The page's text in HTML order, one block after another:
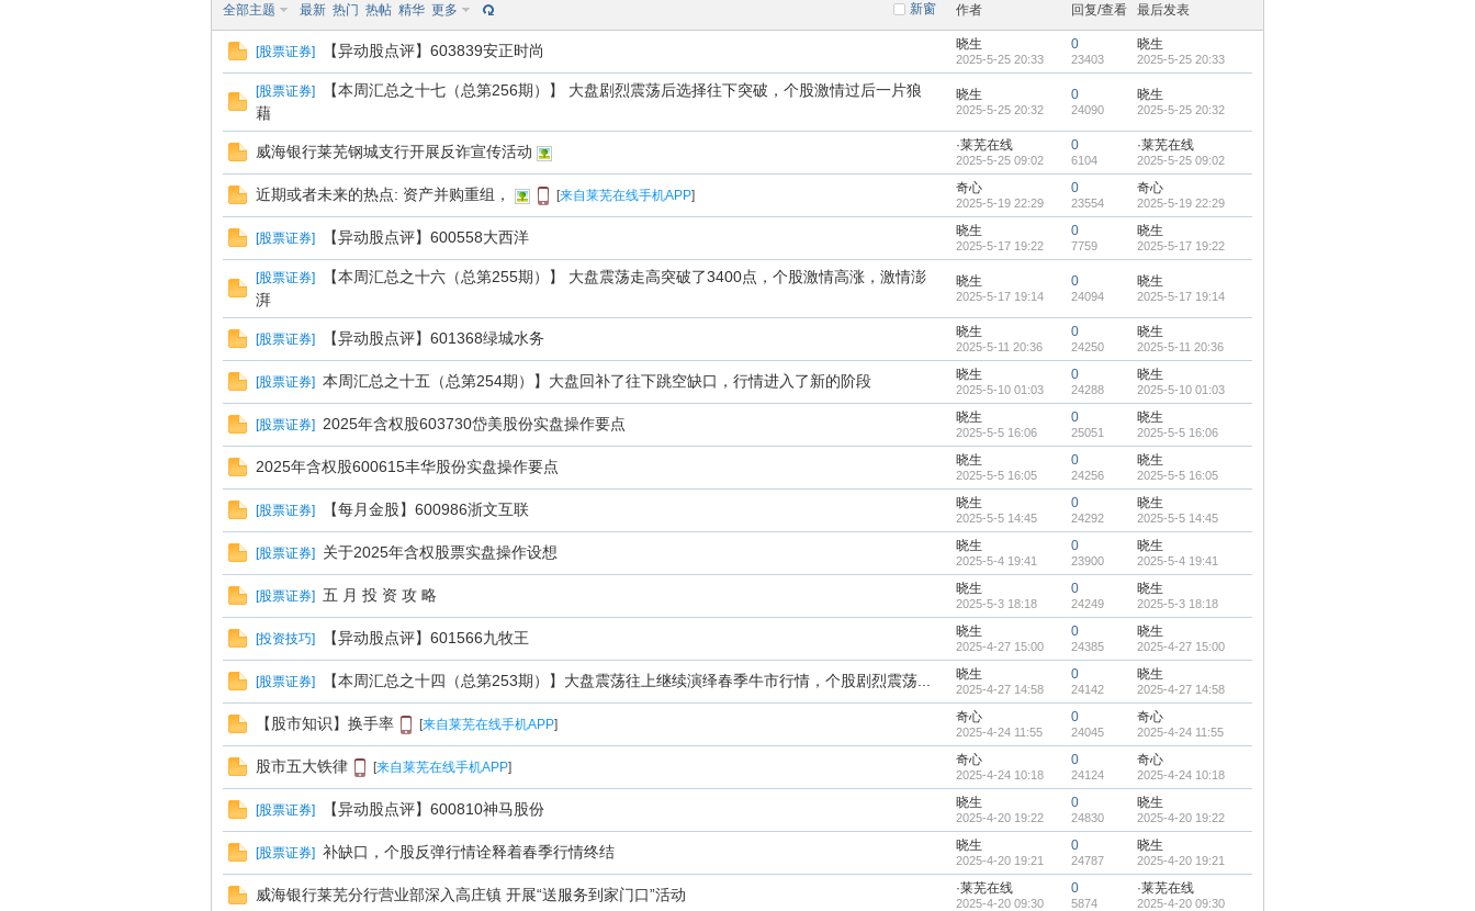
新窗
全部主题 最新 热门 热帖 精华 更多 作者 回复/查看 最后发表
[股票证券] 【异动股点评】603839安正时尚 晓生
2025-5-25 20:33
0
23403
晓生
2025-5-25 20:33
[股票证券]
【本周汇总之十七（总第256期）】 大盘剧烈震荡后选择往下突破，个股激情过后一片狼
藉
晓生
2025-5-25 20:32
0
24090
晓生
2025-5-25 20:32
威海银行莱芜钢城支行开展反诈宣传活动 ·莱芜在线
2025-5-25 09:02
0
6104
·莱芜在线
2025-5-25 09:02
近期或者未来的热点: 资产并购重组， [来自莱芜在线手机APP] 奇心
2025-5-19 22:29
0
23554
奇心
2025-5-19 22:29
[股票证券] 【异动股点评】600558大西洋 晓生
2025-5-17 19:22
0
7759
晓生
2025-5-17 19:22
[股票证券]
【本周汇总之十六（总第255期）】 大盘震荡走高突破了3400点，个股激情高涨，激情澎
湃
晓生
2025-5-17 19:14
0
24094
晓生
2025-5-17 19:14
[股票证券] 【异动股点评】601368绿城水务 晓生
2025-5-11 20:36
0
24250
晓生
2025-5-11 20:36
[股票证券] 本周汇总之十五（总第254期）】大盘回补了往下跳空缺口，行情进入了新的阶段 晓生
2025-5-10 01:03
0
24288
晓生
2025-5-10 01:03
[股票证券] 2025年含权股603730岱美股份实盘操作要点 晓生
2025-5-5 16:06
0
25051
晓生
2025-5-5 16:06
2025年含权股600615丰华股份实盘操作要点 晓生
2025-5-5 16:05
0
24256
晓生
2025-5-5 16:05
[股票证券] 【每月金股】600986浙文互联 晓生
2025-5-5 14:45
0
24292
晓生
2025-5-5 14:45
[股票证券] 关于2025年含权股票实盘操作设想 晓生
2025-5-4 19:41
0
23900
晓生
2025-5-4 19:41
[股票证券] 五 月 投 资 攻 略 晓生
2025-5-3 18:18
0
24249
晓生
2025-5-3 18:18
[投资技巧] 【异动股点评】601566九牧王 晓生
2025-4-27 15:00
0
24385
晓生
2025-4-27 15:00
[股票证券] 【本周汇总之十四（总第253期）】大盘震荡往上继续演绎春季牛市行情，个股剧烈震荡... 晓生
2025-4-27 14:58
0
24142
晓生
2025-4-27 14:58
【股市知识】换手率 [来自莱芜在线手机APP] 奇心
2025-4-24 11:55
0
24045
奇心
2025-4-24 11:55
股市五大铁律 [来自莱芜在线手机APP] 奇心
2025-4-24 10:18
0
24124
奇心
2025-4-24 10:18
[股票证券] 【异动股点评】600810神马股份 晓生
2025-4-20 19:22
0
24830
晓生
2025-4-20 19:22
[股票证券] 补缺口，个股反弹行情诠释着春季行情终结 晓生
2025-4-20 19:21
0
24787
晓生
2025-4-20 19:21
威海银行莱芜分行营业部深入高庄镇 开展“送服务到家门口”活动 ·莱芜在线
2025-4-20 09:30
0
5874
·莱芜在线
2025-4-20 09:30